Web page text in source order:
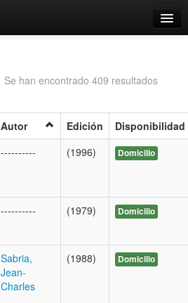
Se han encontrado 409 resultados
Autor Edición Disponibilidad
---------- (1996) Domicilio
---------- (1979) Domicilio
Sabria,
Jean-
Charles
(1988) Domicilio